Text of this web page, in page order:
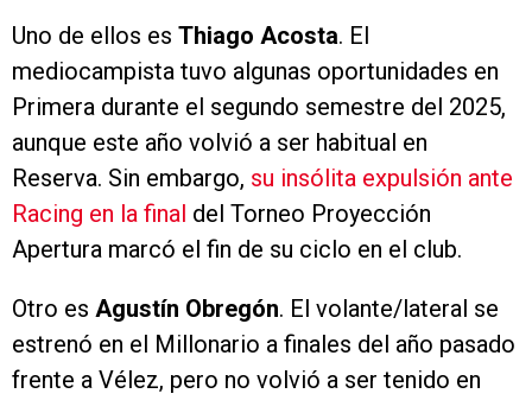
Uno de ellos es Thiago Acosta. El
mediocampista tuvo algunas oportunidades en
Primera durante el segundo semestre del 2025,
aunque este año volvió a ser habitual en
Reserva. Sin embargo, su insólita expulsión ante
Racing en la final del Torneo Proyección
Apertura marcó el fin de su ciclo en el club.
Otro es Agustín Obregón. El volante/lateral se
estrenó en el Millonario a finales del año pasado
frente a Vélez, pero no volvió a ser tenido en